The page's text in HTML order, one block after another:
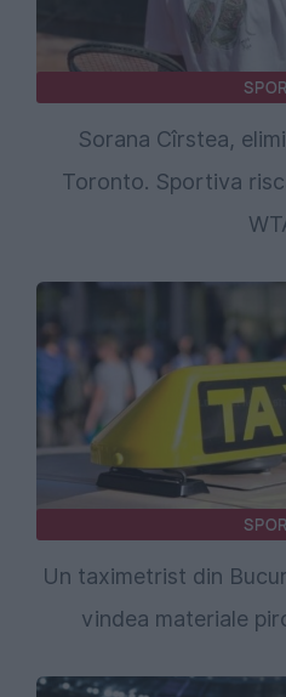
Sorana Cîrstea,
Toronto. Sportiva
Un taximetrist din
vindea materiale